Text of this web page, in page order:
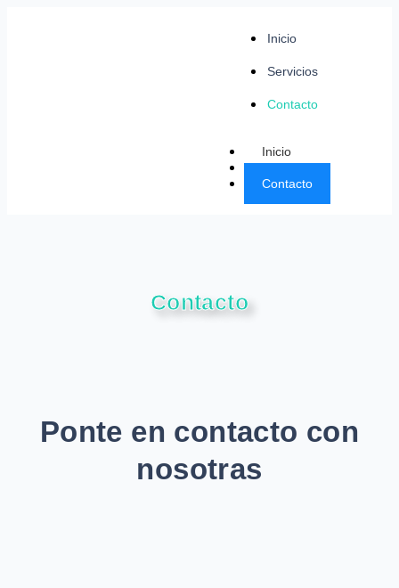
Inicio
Servicios
Contacto
Inicio
Servicios
Contacto
Contacto
Ponte en contacto con
nosotras